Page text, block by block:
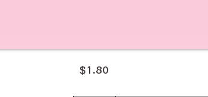
$1.80